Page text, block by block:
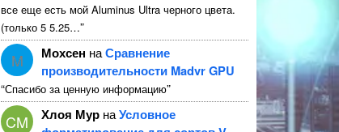
все еще есть мой Aluminus Ultra черного цвета.
(только 5 5.25…”
M Мохсен наСравнение
производительности Madvr GPU
“Спасибо за ценную информацию”
CM Хлоя Мур наУсловное